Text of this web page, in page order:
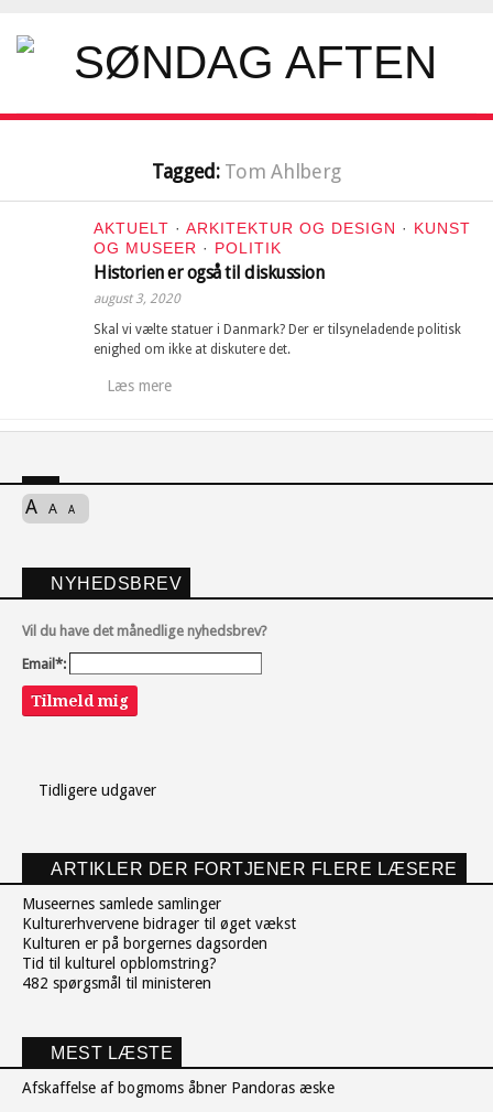
Tagged: Tom Ahlberg
AKTUELT · ARKITEKTUR OG DESIGN · KUNST
OG MUSEER · POLITIK
Historien er også til diskussion
august 3, 2020
Skal vi vælte statuer i Danmark? Der er tilsyneladende politisk
enighed om ikke at diskutere det.
Læs mere
A A A
NYHEDSBREV
Vil du have det månedlige nyhedsbrev?
Email*:
Tilmeld mig
Tidligere udgaver
ARTIKLER DER FORTJENER FLERE LÆSERE
Museernes samlede samlinger
Kulturerhvervene bidrager til øget vækst
Kulturen er på borgernes dagsorden
Tid til kulturel opblomstring?
482 spørgsmål til ministeren
MEST LÆSTE
Afskaffelse af bogmoms åbner Pandoras æske